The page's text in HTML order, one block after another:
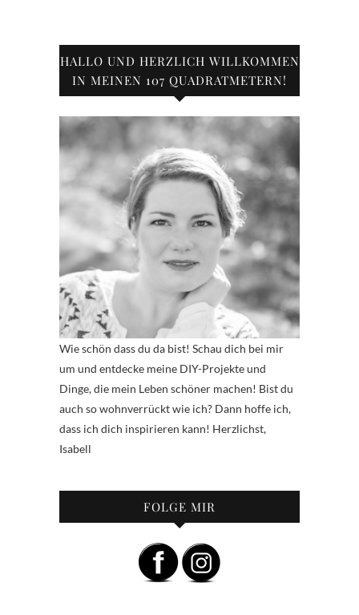
HALLO UND HERZLICH WILLKOMMEN
IN MEINEN 107 QUADRATMETERN!
Wie schön dass du da bist! Schau dich bei mir
um und entdecke meine DIY-Projekte und
Dinge, die mein Leben schöner machen! Bist du
auch so wohnverrückt wie ich? Dann hoffe ich,
dass ich dich inspirieren kann! Herzlichst,
Isabell
FOLGE MIR